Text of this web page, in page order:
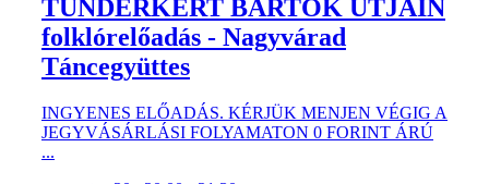
TÜNDÉRKERT BARTÓK ÚTJAIN
folklórelőadás - Nagyvárad
Táncegyüttes
INGYENES ELŐADÁS. KÉRJÜK MENJEN VÉGIG A
JEGYVÁSÁRLÁSI FOLYAMATON 0 FORINT ÁRÚ
...